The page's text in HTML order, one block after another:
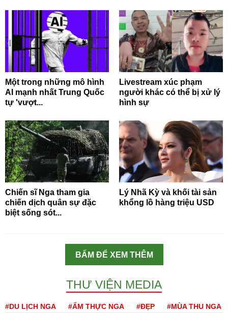
Một trong những mô hình
AI mạnh nhất Trung Quốc
tự 'vượt...
Livestream xúc phạm
người khác có thể bị xử lý
hình sự
Chiến sĩ Nga tham gia
chiến dịch quân sự đặc
biệt sống sót...
Lý Nhã Kỳ và khối tài sản
khổng lồ hàng triệu USD
BẤM ĐỂ XEM THÊM
THƯ VIỆN MEDIA
#DU LỊCH NGA #ẨM THỰC NGA #ĐẸP #MÙA THU NGA